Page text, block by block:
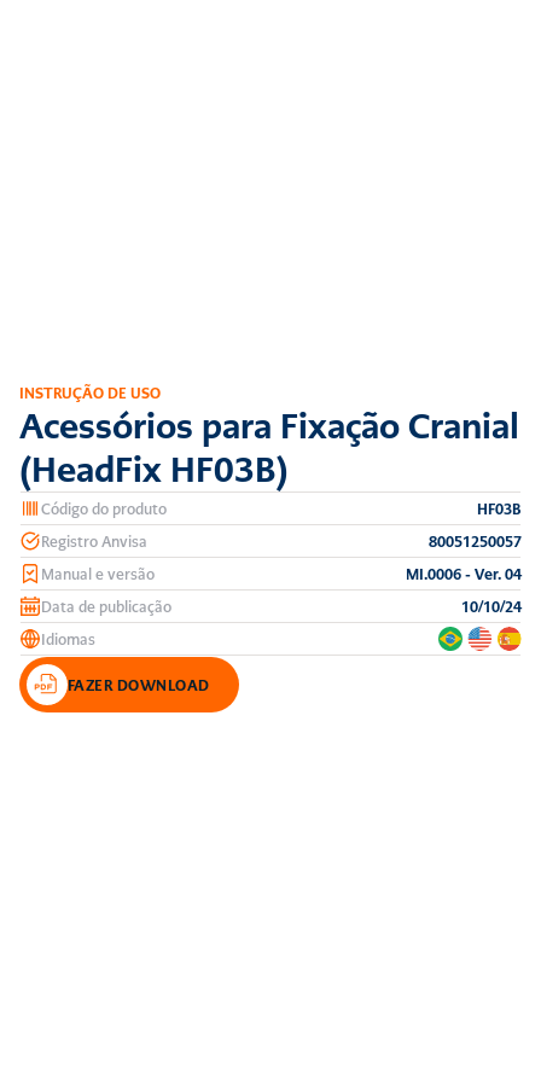
INSTRUÇÃO DE USO
Acessórios para Fixação Cranial
(HeadFix HF03B)
Código do produto
HF03B
Registro Anvisa
80051250057
Manual e versão
MI.0006 - Ver. 04
Data de publicação
10/10/24
Idiomas
FAZER DOWNLOAD